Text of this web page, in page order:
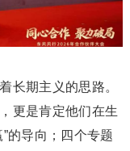
长期主义的思路。
更是肯定他们在生
的导向；四个专题